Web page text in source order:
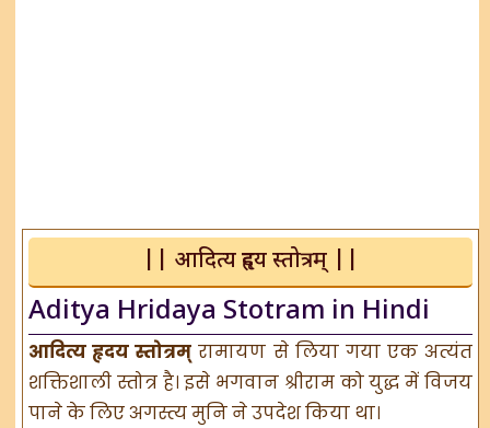
|| आदित्य हृदय स्तोत्रम् ||
Aditya Hridaya Stotram in Hindi
आदित्य हृदय स्तोत्रम् रामायण से लिया गया एक अत्यंत
शक्तिशाली स्तोत्र है। इसे भगवान श्रीराम को युद्ध में विजय
पाने के लिए अगस्त्य मुनि ने उपदेश किया था।